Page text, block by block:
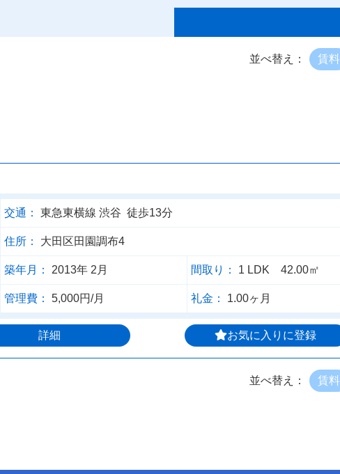
並べ替え： 賃料
交通： 東急東横線 渋谷 徒歩13分
住所： 大田区田園調布4
築年月： 2013年 2月 間取り： 1 LDK 42.00㎡
管理費： 5,000円/月 礼金： 1.00ヶ月
詳細 お気に入りに登録
並べ替え： 賃料